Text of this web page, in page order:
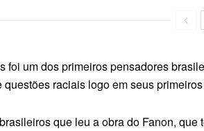
foi um dos primeiros pensadores
raciais logo em seus
que leu a obra do Fanon,